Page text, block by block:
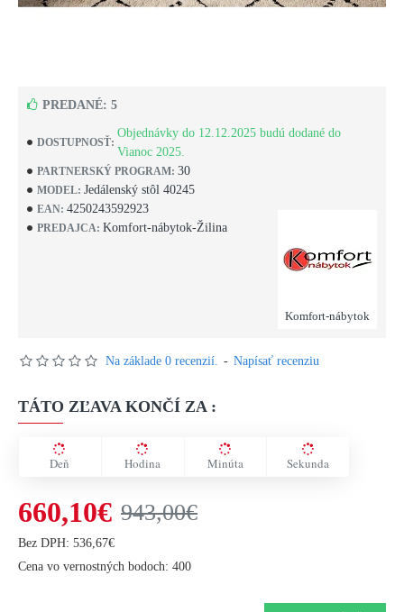
DOSTUPNOSŤ:
Objednávky do 12.12.2025 budú dodané do
Vianoc 2025.
PARTNERSKÝ PROGRAM: 30
MODEL: Jedálenský stôl 40245
EAN: 4250243592923
PREDAJCA: Komfort-nábytok-Žilina
Komfort-nábytok
PREDANÉ: 5
Na základe 0 recenzií. - Napísať recenziu
TÁTO ZĽAVA KONČÍ ZA :
Deň Hodina Minúta Sekunda
660,10€ 943,00€
Bez DPH: 536,67€
Cena vo vernostných bodoch: 400